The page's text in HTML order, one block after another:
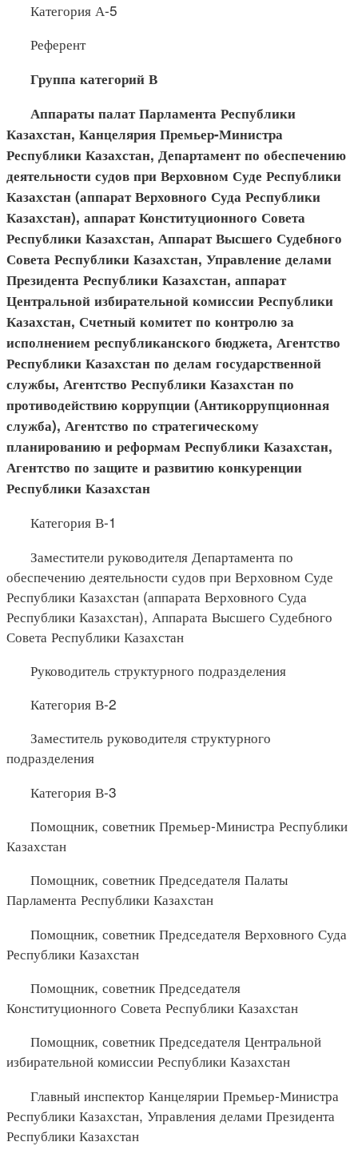
Категория А-5
Референт
Группа категорий В
Аппараты палат Парламента Республики
Казахстан, Канцелярия Премьер-Министра
Республики Казахстан, Департамент по обеспечению
деятельности судов при Верховном Суде Республики
Казахстан (аппарат Верховного Суда Республики
Казахстан), аппарат Конституционного Совета
Республики Казахстан, Аппарат Высшего Судебного
Совета Республики Казахстан, Управление делами
Президента Республики Казахстан, аппарат
Центральной избирательной комиссии Республики
Казахстан, Счетный комитет по контролю за
исполнением республиканского бюджета, Агентство
Республики Казахстан по делам государственной
службы, Агентство Республики Казахстан по
противодействию коррупции (Антикоррупционная
служба), Агентство по стратегическому
планированию и реформам Республики Казахстан,
Агентство по защите и развитию конкуренции
Республики Казахстан
Категория В-1
Заместители руководителя Департамента по
обеспечению деятельности судов при Верховном Суде
Республики Казахстан (аппарата Верховного Суда
Республики Казахстан), Аппарата Высшего Судебного
Совета Республики Казахстан
Руководитель структурного подразделения
Категория В-2
Заместитель руководителя структурного
подразделения
Категория В-3
Помощник, советник Премьер-Министра Республики
Казахстан
Помощник, советник Председателя Палаты
Парламента Республики Казахстан
Помощник, советник Председателя Верховного Суда
Республики Казахстан
Помощник, советник Председателя
Конституционного Совета Республики Казахстан
Помощник, советник Председателя Центральной
избирательной комиссии Республики Казахстан
Главный инспектор Канцелярии Премьер-Министра
Республики Казахстан, Управления делами Президента
Республики Казахстан